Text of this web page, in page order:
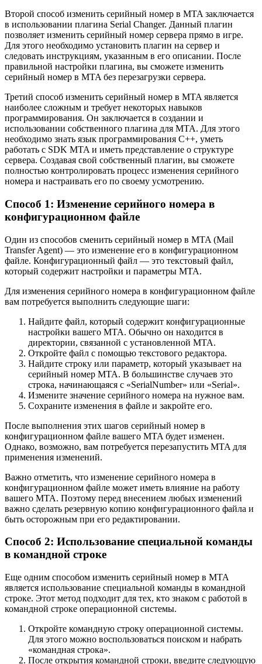
Второй способ изменить серийный номер в MTA заключается
в использовании плагина Serial Changer. Данный плагин
позволяет изменить серийный номер сервера прямо в игре.
Для этого необходимо установить плагин на сервер и
следовать инструкциям, указанным в его описании. После
правильной настройки плагина, вы сможете изменить
серийный номер в MTA без перезагрузки сервера.
Третий способ изменить серийный номер в MTA является
наиболее сложным и требует некоторых навыков
программирования. Он заключается в создании и
использовании собственного плагина для MTA. Для этого
необходимо знать язык программирования C++, уметь
работать с SDK MTA и иметь представление о структуре
сервера. Создавая свой собственный плагин, вы сможете
полностью контролировать процесс изменения серийного
номера и настраивать его по своему усмотрению.
Способ 1: Изменение серийного номера в
конфигурационном файле
Один из способов сменить серийный номер в MTA (Mail
Transfer Agent) — это изменение его в конфигурационном
файле. Конфигурационный файл — это текстовый файл,
который содержит настройки и параметры MTA.
Для изменения серийного номера в конфигурационном файле
вам потребуется выполнить следующие шаги:
Найдите файл, который содержит конфигурационные
настройки вашего MTA. Обычно он находится в
директории, связанной с установленной MTA.
Откройте файл с помощью текстового редактора.
Найдите строку или параметр, который указывает на
серийный номер MTA. В большинстве случаев это
строка, начинающаяся с «SerialNumber» или «Serial».
Измените значение серийного номера на нужное вам.
Сохраните изменения в файле и закройте его.
После выполнения этих шагов серийный номер в
конфигурационном файле вашего MTA будет изменен.
Однако, возможно, вам потребуется перезапустить MTA для
применения изменений.
Важно отметить, что изменение серийного номера в
конфигурационном файле может иметь влияние на работу
вашего MTA. Поэтому перед внесением любых изменений
важно сделать резервную копию конфигурационного файла и
быть осторожным при его редактировании.
Способ 2: Использование специальной команды
в командной строке
Еще одним способом изменить серийный номер в MTA
является использование специальной команды в командной
строке. Этот метод подходит для тех, кто знаком с работой в
командной строке операционной системы.
Откройте командную строку операционной системы.
Для этого можно воспользоваться поиском и набрать
«командная строка».
После открытия командной строки, введите следующую